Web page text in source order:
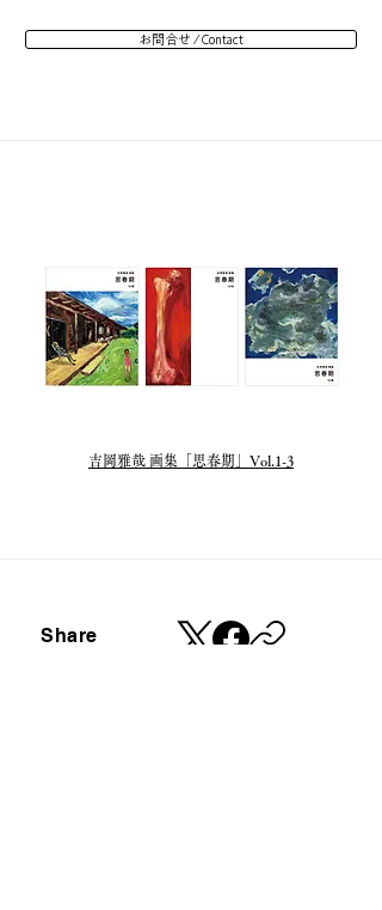
お問合せ / Contact
​吉岡雅哉 画集「思春期」Vol.1-3
Share